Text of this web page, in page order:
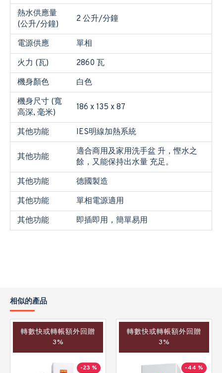
熱水供應量
(公升/分鐘)
2 公升/分鐘
電源供應
單相
火力 (瓦)
2860 瓦
機身顏色
白色
機身尺寸 (寬
高深, 毫米)
186 x 135 x 87
其他功能 IES明線加熱系統
其他功能
適合商用及家用洗手盆 升，慳水之
餘，又能保持出水量 充足。
其他功能
德國製造
其他功能
單相電源適用
其他功能
即插即用，簡單易用
相似的產品
轉數快或轉帳額外回贈
3%
-23 %
轉數快或轉帳額外回贈
3%
-44 %